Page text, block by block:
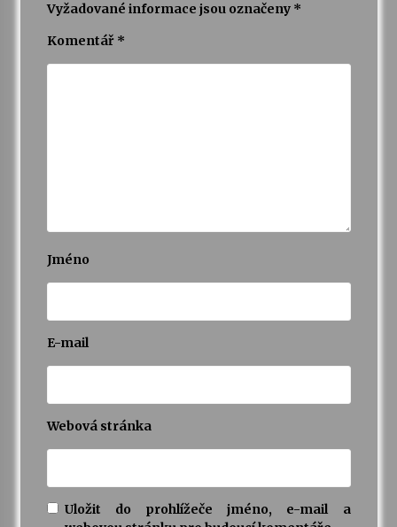
Vyžadované informace jsou označeny *
Komentář *
Jméno
E-mail
Webová stránka
Uložit do prohlížeče jméno, e-mail a